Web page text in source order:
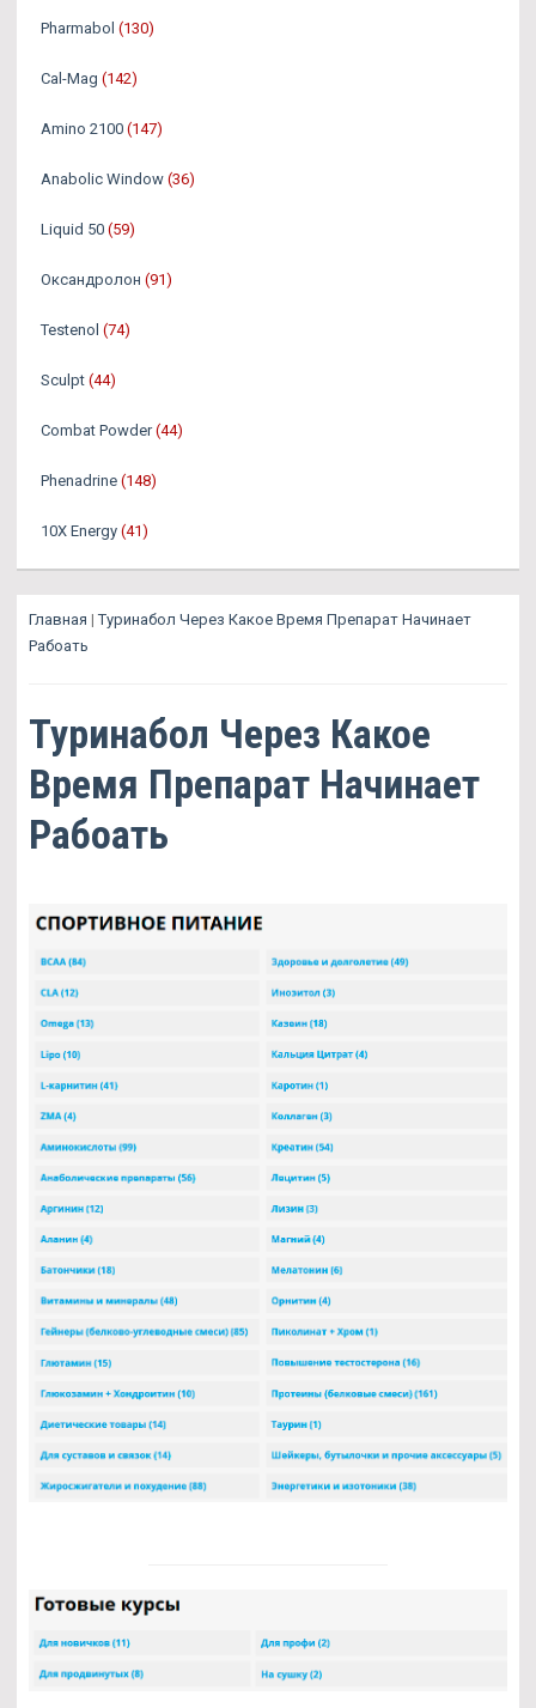
Pharmabol (130)
Cal-Mag (142)
Amino 2100 (147)
Anabolic Window (36)
Liquid 50 (59)
Оксандролон (91)
Testenol (74)
Sculpt (44)
Combat Powder (44)
Phenadrine (148)
10X Energy (41)
Главная |Туринабол Через Какое Время Препарат Начинает
Рабоать
Туринабол Через Какое
Время Препарат Начинает
Рабоать